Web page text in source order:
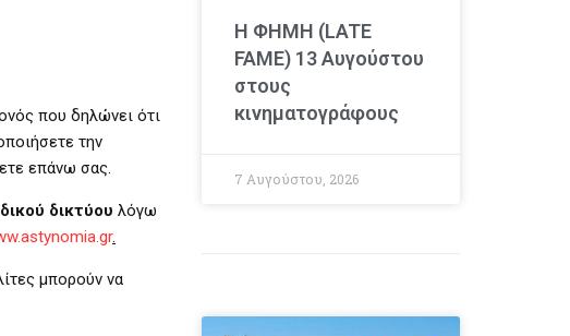
που δηλώνει ότι
την
επάνω σας.
δικτύου λόγω
.
μπορούν να
Η ΦΗΜΗ (LATE
FAME) 13 Αυγούστου
στους
κινηματογράφους
7 Αυγούστου, 2026